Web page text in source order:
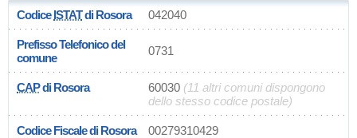
CodiceISTATdi Rosora 042040
Prefisso Telefonico del
comune
0731
CAPdi Rosora 60030 (11 altri comuni dispongono
dello stesso codice postale)
Codice Fiscale di Rosora 00279310429